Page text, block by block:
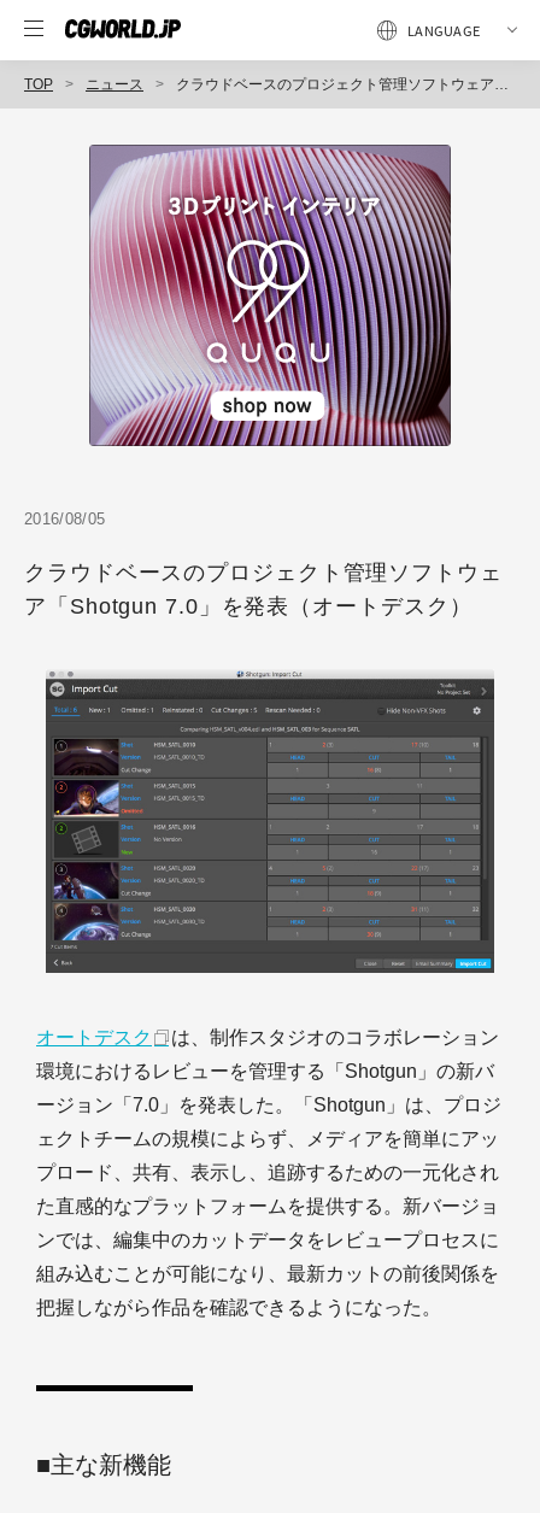
TOP ニュース クラウドベースのプロジェクト管理ソフトウェア「Shotgun 7.0」を発表（オートデスク）
2016/08/05
クラウドベースのプロジェクト管理ソフトウェ
ア「Shotgun 7.0」を発表（オートデスク）
オートデスク
は、制作スタジオのコラボレーション
環境におけるレビューを管理する「Shotgun」の新バ
ージョン「7.0」を発表した。「Shotgun」は、プロジ
ェクトチームの規模によらず、メディアを簡単にアッ
プロード、共有、表示し、追跡するための一元化され
た直感的なプラットフォームを提供する。新バージョ
ンでは、編集中のカットデータをレビュープロセスに
組み込むことが可能になり、最新カットの前後関係を
把握しながら作品を確認できるようになった。
■主な新機能